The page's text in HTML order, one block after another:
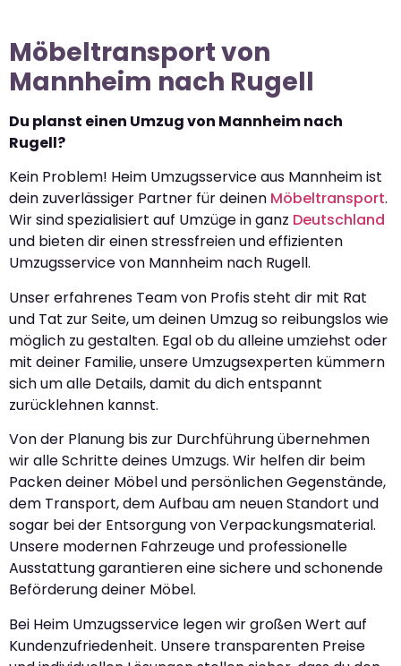
Möbeltransport von
Mannheim nach Rugell
Du planst einen Umzug von Mannheim nach
Rugell?
Kein Problem! Heim Umzugsservice aus Mannheim ist
dein zuverlässiger Partner für deinen Möbeltransport.
Wir sind spezialisiert auf Umzüge in ganz Deutschland
und bieten dir einen stressfreien und effizienten
Umzugsservice von Mannheim nach Rugell.
Unser erfahrenes Team von Profis steht dir mit Rat
und Tat zur Seite, um deinen Umzug so reibungslos wie
möglich zu gestalten. Egal ob du alleine umziehst oder
mit deiner Familie, unsere Umzugsexperten kümmern
sich um alle Details, damit du dich entspannt
zurücklehnen kannst.
Von der Planung bis zur Durchführung übernehmen
wir alle Schritte deines Umzugs. Wir helfen dir beim
Packen deiner Möbel und persönlichen Gegenstände,
dem Transport, dem Aufbau am neuen Standort und
sogar bei der Entsorgung von Verpackungsmaterial.
Unsere modernen Fahrzeuge und professionelle
Ausstattung garantieren eine sichere und schonende
Beförderung deiner Möbel.
Bei Heim Umzugsservice legen wir großen Wert auf
Kundenzufriedenheit. Unsere transparenten Preise